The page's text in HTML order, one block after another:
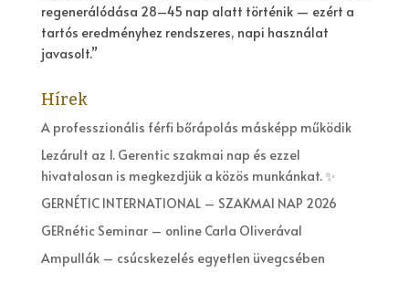
regenerálódása 28–45 nap alatt történik — ezért a
tartós eredményhez rendszeres, napi használat
javasolt.”
Hírek
A professzionális férfi bőrápolás másképp működik
Lezárult az 1. Gerentic szakmai nap és ezzel
hivatalosan is megkezdjük a közös munkánkat. ✨
GERNÉTIC INTERNATIONAL – SZAKMAI NAP 2026
GERnétic Seminar – online Carla Oliverával
Ampullák – csúcskezelés egyetlen üvegcsében